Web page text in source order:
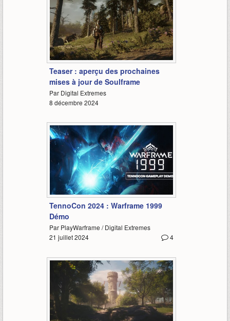
0:57
Teaser : aperçu des prochaines
mises à jour de Soulframe
Par Digital Extremes
8 décembre 2024
TennoCon 2024 : Warframe 1999
Démo
Par PlayWarframe / Digital Extremes
4
21 juillet 2024